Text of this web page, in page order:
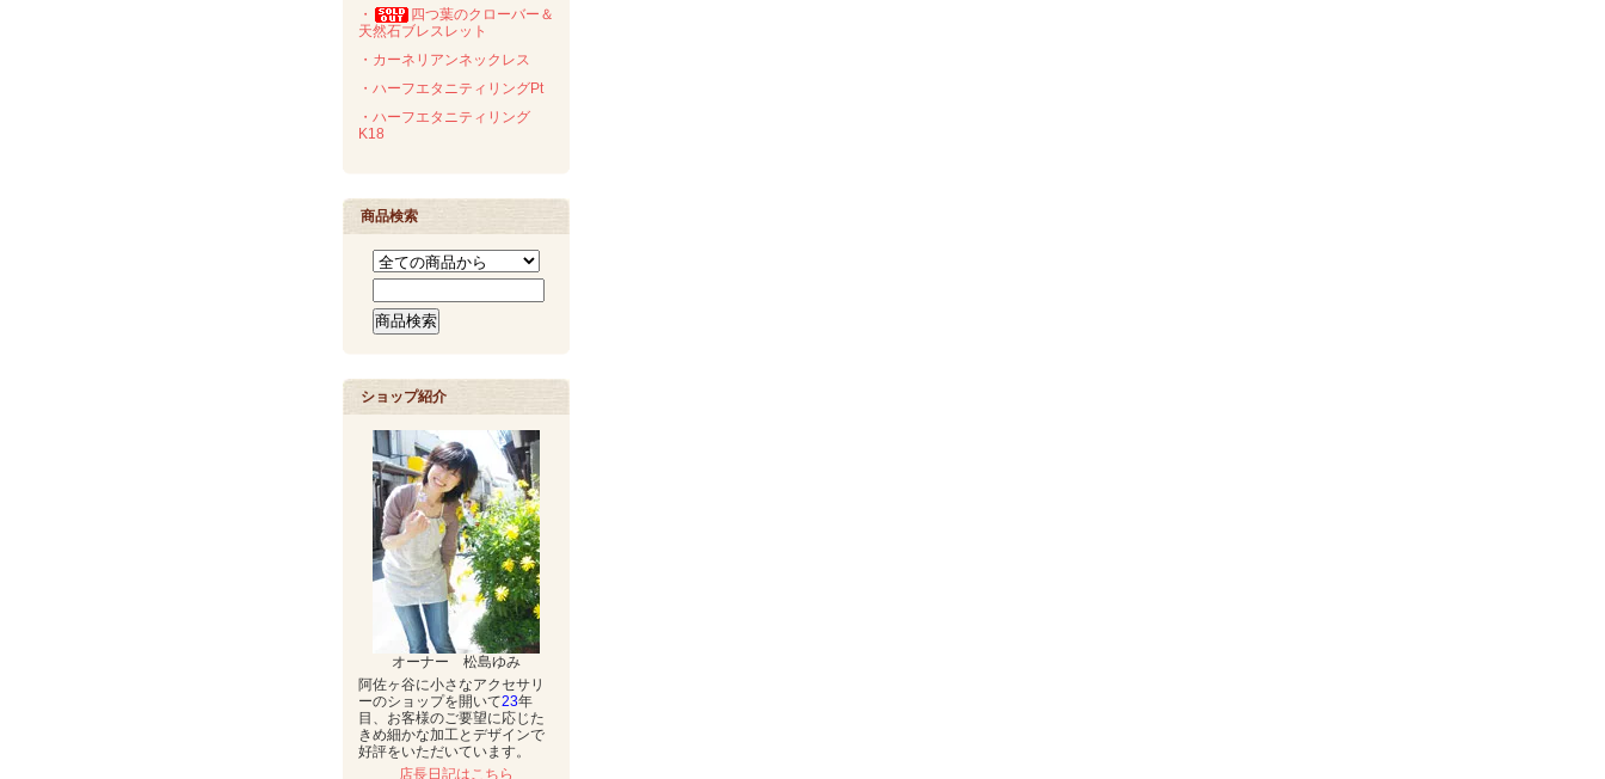
・
四つ葉のクローバー＆
天然石ブレスレット
・カーネリアンネックレス
・ハーフエタニティリングPt
・ハーフエタニティリング
K18
商品検索
ショップ紹介
オーナー 松島ゆみ
阿佐ヶ谷に小さなアクセサリ
ーのショップを開いて23年
目、お客様のご要望に応じた
きめ細かな加工とデザインで
好評をいただいています。
店長日記はこちら